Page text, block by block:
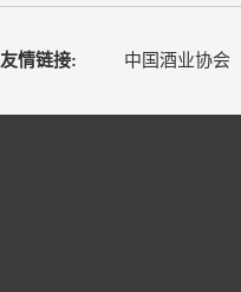
友情链接: 中国酒业协会